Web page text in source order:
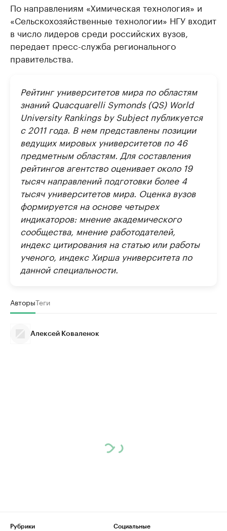
По направлениям «Химическая технология» и
«Сельскохозяйственные технологии» НГУ входит
в число лидеров среди российских вузов,
передает пресс-служба регионального
правительства.
Рейтинг университетов мира по областям
знаний Quacquarelli Symonds (QS) World
University Rankings by Subject публикуется
с 2011 года. В нем представлены позиции
ведущих мировых университетов по 46
предметным областям. Для составления
рейтингов агентство оценивает около 19
тысяч направлений подготовки более 4
тысяч университетов мира. Оценка вузов
формируется на основе четырех
индикаторов: мнение академического
сообщества, мнение работодателей,
индекс цитирования на статью или работы
ученого, индекс Хирша университета по
данной специальности.
АвторыТеги
Алексей Коваленок
Рубрики
Социальные